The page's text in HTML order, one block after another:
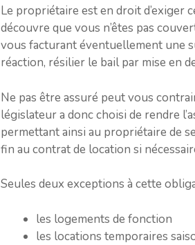
Le propriétaire est en droit d’exiger
découvre que vous n’êtes pas
vous facturant éventuellement une
réaction, résilier le bail par mise en
Ne pas être assuré peut vous
législateur a donc choisi de rendre
permettant ainsi au propriétaire de
fin au contrat de location si
Seules deux exceptions à cette
les logements de fonction
les locations temporaires